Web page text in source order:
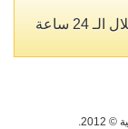
يمكنك البحث عن الأحداث التي تم تحديثها خلال الـ 24 ساعة